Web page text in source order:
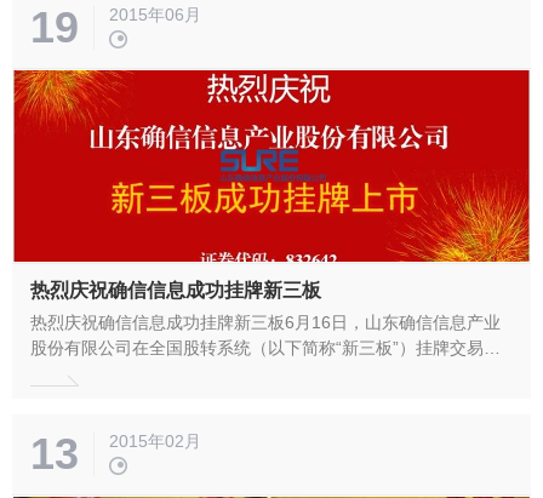
了20...
19 2015年06月
热烈庆祝确信信息成功挂牌新三板
热烈庆祝确信信息成功挂牌新三板6月16日，山东确信信息产业
股份有限公司在全国股转系统（以下简称“新三板”）挂牌交易，
证券简称为“确信信息”，证券代码832642。山东确信信息产业股
许可单位,同时也是山东省...
13 2015年02月